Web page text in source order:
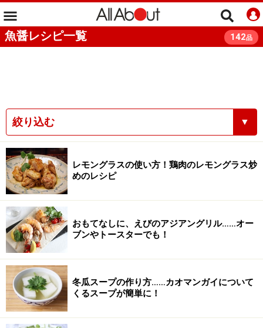
魚醤レシピ一覧 142品
絞り込む ▼
レモングラスの使い方！鶏肉のレモングラス炒
めのレシピ
おもてなしに、えびのアジアングリル……オー
ブンやトースターでも！
冬瓜スープの作り方……カオマンガイについて
くるスープが簡単に！